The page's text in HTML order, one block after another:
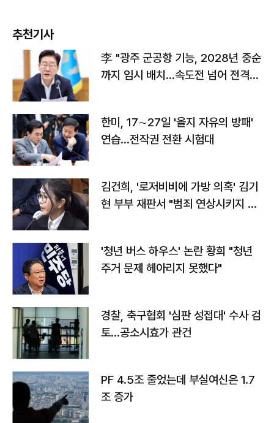
추천기사
李 "광주 군공항 기능, 2028년 중순
까지 임시 배치…속도전 넘어 전격
한미, 17∼27일 '을지 자유의 방패'
연습…전작권 전환 시험대
김건희, '로저비비에 가방 의혹' 김기
현 부부 재판서 "범죄 연상시키지 말
'청년 버스 하우스' 논란 황희 "청년
주거 문제 헤아리지 못했다"
경찰, 축구협회 '심판 성접대' 수사 검
토…공소시효가 관건
PF 4.5조 줄었는데 부실여신은 1.7
조 증가